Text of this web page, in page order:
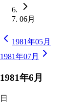
06月
1981年05月
1981年07月
1981年6月
日